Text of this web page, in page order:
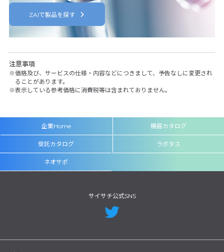
ZAIで製品を探す
注意事項
価格及び、サービスの仕様・内容などにつきまして、予告なしに変更され
ることがあります。
表示している参考価格に消費税等は含まれておりません。
企業Home 機器カタログ
受託カタログ ラボタス
ネオサポ
サイサチ公式SNS